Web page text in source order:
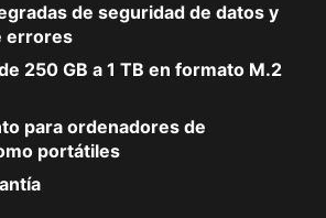
de seguridad de datos y
errores
250 GB a 1 TB en formato M.2
para ordenadores de
portátiles